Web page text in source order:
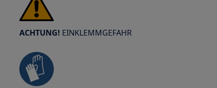
ACHTUNG! EINKLEMMGEFAHR